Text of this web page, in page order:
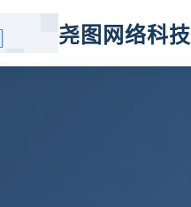
尧图网络科技